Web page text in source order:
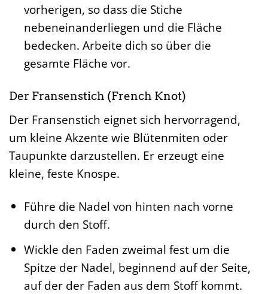
vorherigen, so dass die Stiche
nebeneinanderliegen und die Fläche
bedecken. Arbeite dich so über die
gesamte Fläche vor.
Der Fransenstich (French Knot)
Der Fransenstich eignet sich hervorragend,
um kleine Akzente wie Blütenmiten oder
Taupunkte darzustellen. Er erzeugt eine
kleine, feste Knospe.
Führe die Nadel von hinten nach vorne
durch den Stoff.
Wickle den Faden zweimal fest um die
Spitze der Nadel, beginnend auf der Seite,
auf der der Faden aus dem Stoff kommt.